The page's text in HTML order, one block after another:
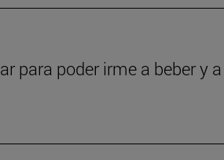
para poder irme a beber y a